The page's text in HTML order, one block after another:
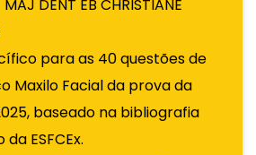
DENT EB CHRISTIANE
para as 40 questões de
Maxilo Facial da prova da
baseado na bibliografia
ESFCEx.